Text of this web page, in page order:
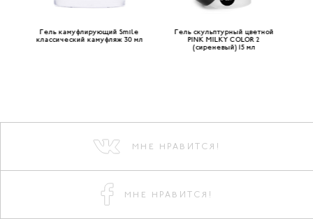
Гель камуфлирующий Smile
классический камуфляж 30 мл
Гель скульптурный цветной
PINK MILKY COLOR 2
(сиреневый) 15 мл
МНЕ НРАВИТСЯ!
МНЕ НРАВИТСЯ!